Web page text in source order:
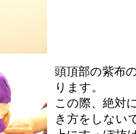
頭頂部の紫布
ります。
この際、絶対
き方をしない